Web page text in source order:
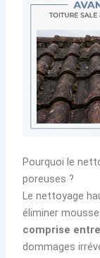
Pourquoi le
poreuses ?
Le nettoyage
éliminer
comprise
dommages